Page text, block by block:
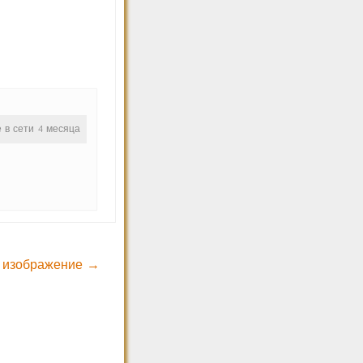
в сети 4 месяца
→